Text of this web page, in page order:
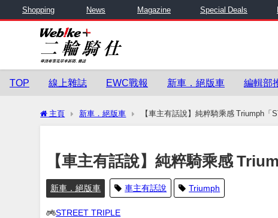
Shopping News Magazine Special Deals
TOP 線上雜誌 EWC戰報 新車．絕版車 編輯部
主頁 新車．絕版車 【車主有話說】純粹騎乘感 Triumph「
【車主有話說】純粹騎乘感
新車．絕版車 車主有話說 Triumph
STREET TRIPLE